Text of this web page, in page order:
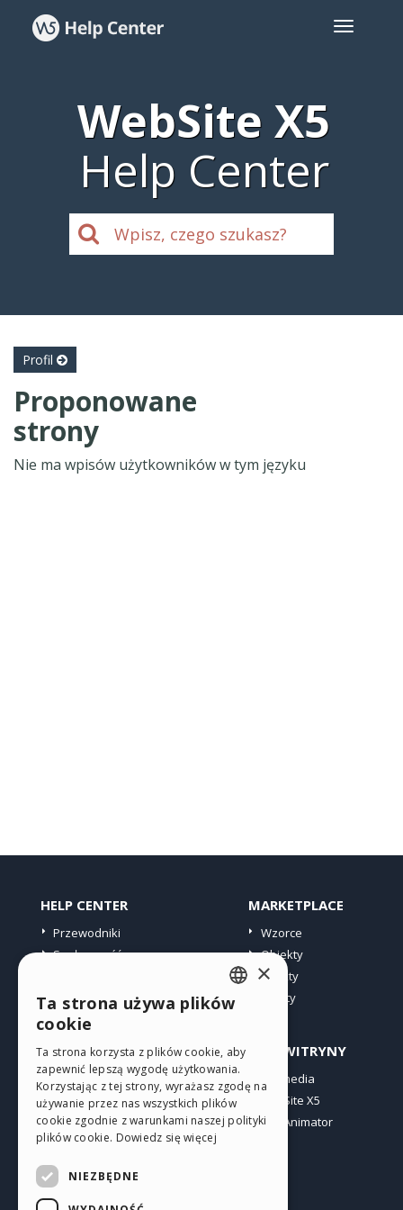
WebSite X5
Help Center
Profil
Proponowane
strony
Nie ma wpisów użytkowników w tym języku
HELP CENTER
Przewodniki
Społeczność
MARKETPLACE
Wzorce
Obiekty
Punkty
Oferty
PROFIL
Moje wpisy
Moje licencje
Pobieranie
Web hosting
INNE WITRYNY
Incomedia
WebSite X5
WebAnimator
ENGLISH
GERMAN
SPANISH
PORTUGUESE
×
Ta strona używa plików
cookie
Ta strona korzysta z plików cookie, aby
zapewnić lepszą wygodę użytkowania.
Korzystając z tej strony, wyrażasz zgodę na
używanie przez nas wszystkich plików
cookie zgodnie z warunkami naszej polityki
plików cookie. Dowiedz się więcej
NIEZBĘDNE